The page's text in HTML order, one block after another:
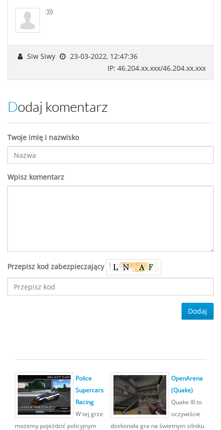
:)))
Siw Siwy
23-03-2022, 12:47:36
IP: 46.204.xx.xxx/46.204.xx.xxx
Dodaj komentarz
Twoje imię i nazwisko
Wpisz komentarz
Przepisz kod zabezpieczający
Dodaj
Police
Supercars
Racing
W tej grze
możemy pojeździć policyjnym
OpenArena
(Quake)
Quake III to
oczywiście
doskonała gra na świetnym silniku